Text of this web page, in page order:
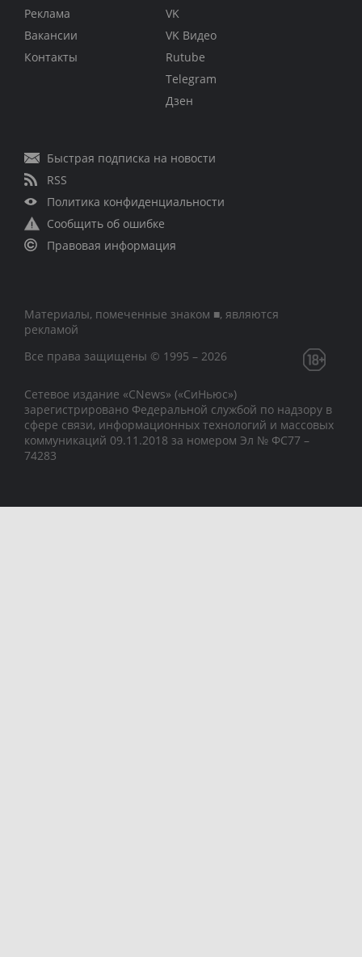
Реклама
Вакансии
Контакты
VK
VK Видео
Rutube
Telegram
Дзен
Быстрая подписка на новости
RSS
Политика конфиденциальности
Сообщить об ошибке
Правовая информация
Материалы, помеченные знаком ■, являются
рекламой
Все права защищены © 1995 – 2026
Сетевое издание «CNews» («СиНьюс»)
зарегистрировано Федеральной службой по надзору в
сфере связи, информационных технологий и массовых
коммуникаций 09.11.2018 за номером Эл № ФС77 –
74283